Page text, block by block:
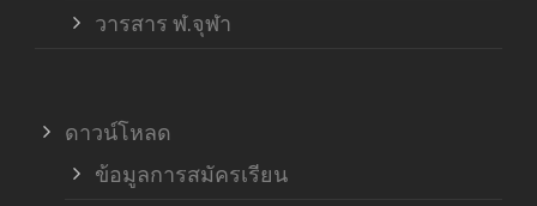
วารสาร ฬ.จุฬา
ดาวน์โหลด
ข้อมูลการสมัครเรียน